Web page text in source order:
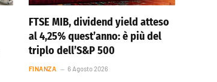
FTSE MIB, dividend yield atteso
al 4,25% quest’anno: è più del
triplo dell’S&P 500
FINANZA 6 Agosto 2026